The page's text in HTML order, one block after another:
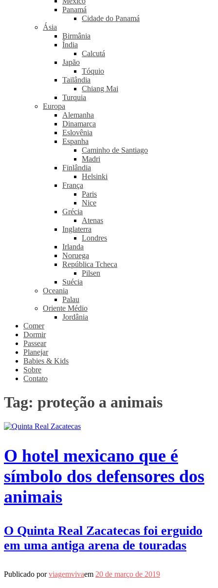
Panamá
Cidade do Panamá
Ásia
Birmânia
Índia
Calcutá
Japão
Tóquio
Tailândia
Chiang Mai
Turquia
Europa
Alemanha
Dinamarca
Eslovênia
Espanha
Caminho de Santiago
Madri
Finlândia
Helsinki
França
Paris
Nice
Grécia
Atenas
Inglaterra
Londres
Irlanda
Noruega
República Tcheca
Pilsen
Suécia
Oceania
Palau
Oriente Médio
Jordânia
Comer
Dormir
Passear
Planejar
Babies & Kids
Sobre
Contato
Tag: proteção a animais
O hotel mexicano que é
símbolo dos defensores dos
animais
O Quinta Real Zacatecas foi erguido
em uma antiga arena de touradas
Publicado porviagemvivaem 20 de março de 2019